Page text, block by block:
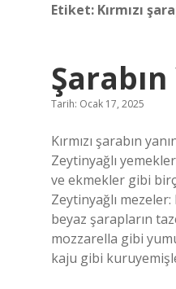
Etiket: Kırmızı
Tarih: Ocak 17, 2025
Kırmızı şarabın
Zeytinyağlı
ve ekmekler gibi
Zeytinyağlı
beyaz şarapların
mozzarella gibi
kaju gibi